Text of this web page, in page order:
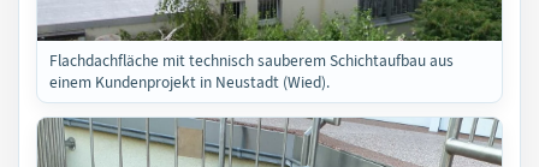
Flachdachfläche mit technisch sauberem Schichtaufbau aus
einem Kundenprojekt in Neustadt (Wied).